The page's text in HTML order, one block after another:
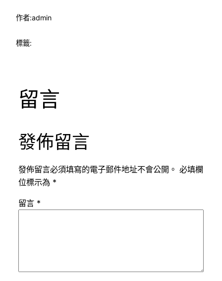
作者:admin
標籤:
留言
發佈留言
發佈留言必須填寫的電子郵件地址不會公開。 必填欄
位標示為 *
留言 *